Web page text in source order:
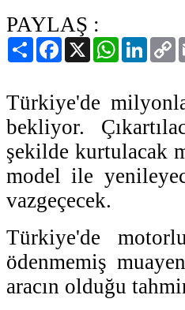
PAYLAŞ :
PaylaşFacebook
X WhatsApp
Türkiye'de
bekliyor.
şekilde kurtulacak
model ile
vazgeçecek.
Türkiye'de
ödenmemiş
aracın olduğu